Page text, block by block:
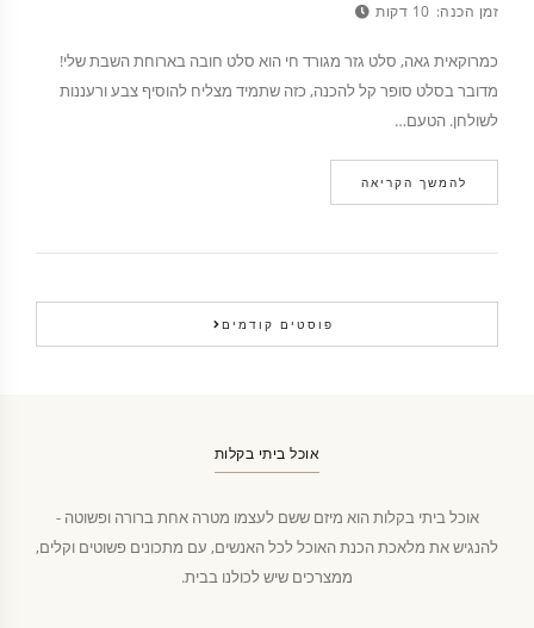
זמן הכנה: 10 דקות
כמרוקאית גאה, סלט גזר מגורד חי הוא סלט חובה בארוחת השבת שלי!
מדובר בסלט סופר קל להכנה, כזה שתמיד מצליח להוסיף צבע ורעננות
לשולחן. הטעם…
להמשך הקריאה
פוסטים קודמים
אוכל ביתי בקלות
אוכל ביתי בקלות הוא מיזם ששם לעצמו מטרה אחת ברורה ופשוטה -
להנגיש את מלאכת הכנת האוכל לכל האנשים, עם מתכונים פשוטים וקלים,
ממצרכים שיש לכולנו בבית.